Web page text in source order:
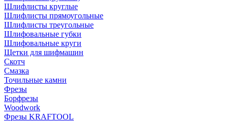
Шлифлисты круглые
Шлифлисты прямоугольные
Шлифлисты треугольные
Шлифовальные губки
Шлифовальные круги
Щетки для шифмашин
Скотч
Смазка
Точильные камни
Фрезы
Борфрезы
Woodwork
Фрезы KRAFTOOL